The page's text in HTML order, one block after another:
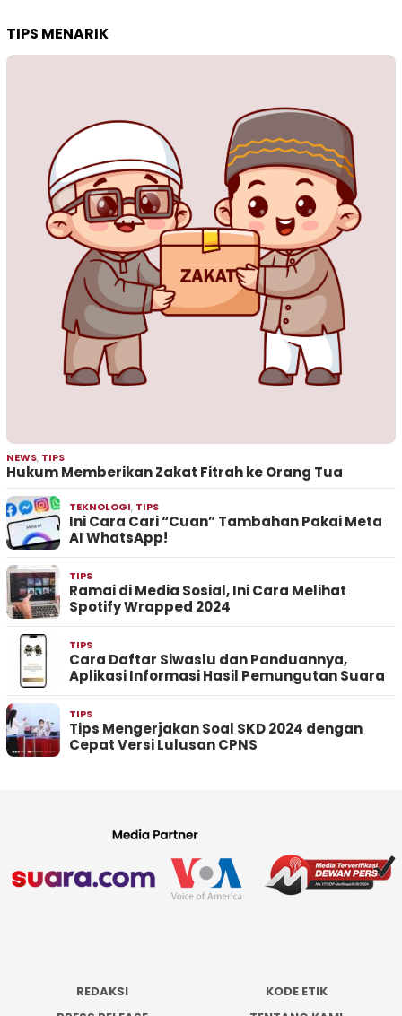
TIPS MENARIK
NEWS, TIPS
Hukum Memberikan Zakat Fitrah ke Orang Tua
TEKNOLOGI, TIPS
Ini Cara Cari “Cuan” Tambahan Pakai Meta
AI WhatsApp!
TIPS
Ramai di Media Sosial, Ini Cara Melihat
Spotify Wrapped 2024
TIPS
Cara Daftar Siwaslu dan Panduannya,
Aplikasi Informasi Hasil Pemungutan Suara
TIPS
Tips Mengerjakan Soal SKD 2024 dengan
Cepat Versi Lulusan CPNS
REDAKSI
KODE ETIK